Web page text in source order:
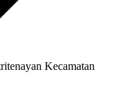
Kecamatan